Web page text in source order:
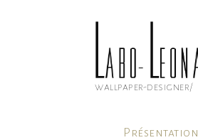
wallpaper-designer/
Présentation